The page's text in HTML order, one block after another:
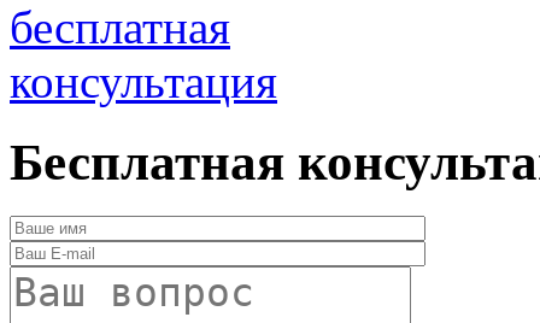
бесплатная
консультация
Бесплатная